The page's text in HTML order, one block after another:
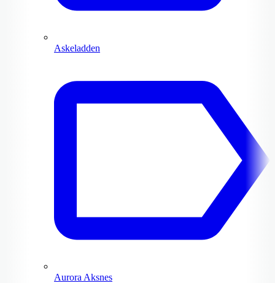
Askeladden
Aurora Aksnes